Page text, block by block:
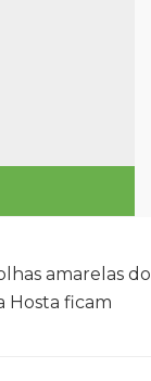
amarelas do
Hosta ficam